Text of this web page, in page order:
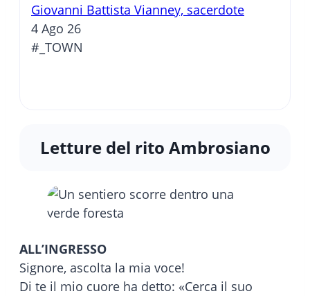
Giovanni Battista Vianney, sacerdote
4 Ago 26
#_TOWN
Letture del rito Ambrosiano
ALL’INGRESSO
Signore, ascolta la mia voce!
Di te il mio cuore ha detto: «Cerca il suo